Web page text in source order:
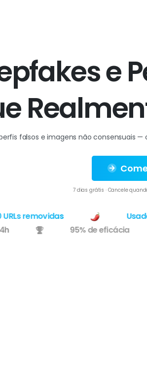
pfakeseP
eRealmen
falsos e imagens não consensuais
7 dias grátis · Cancele
removidas Usada
95% de eficácia